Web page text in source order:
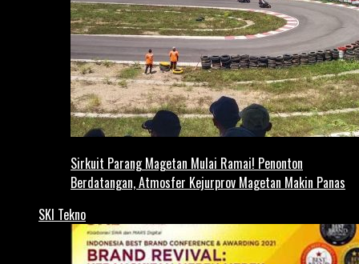
Sirkuit Parang Magetan Mulai Ramai! Penonton
Berdatangan, Atmosfer Kejurprov Magetan Makin Panas
SKI Tekno